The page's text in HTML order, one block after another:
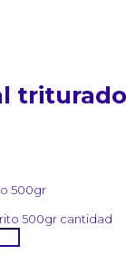
500gr
500gr cantidad